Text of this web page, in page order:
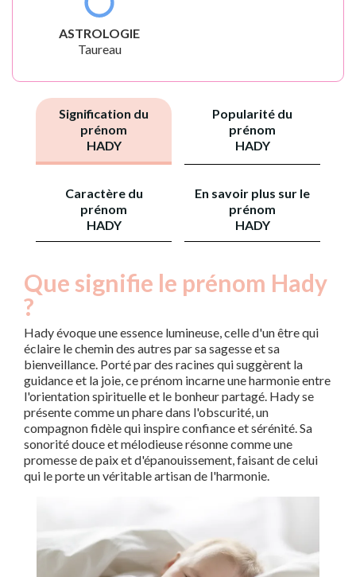
ASTROLOGIE
Taureau
Signification du
prénom
HADY
Popularité du
prénom
HADY
Caractère du
prénom
HADY
En savoir plus sur le
prénom
HADY
Que signifie le prénom Hady
?
Hady évoque une essence lumineuse, celle d'un être qui
éclaire le chemin des autres par sa sagesse et sa
bienveillance. Porté par des racines qui suggèrent la
guidance et la joie, ce prénom incarne une harmonie entre
l'orientation spirituelle et le bonheur partagé. Hady se
présente comme un phare dans l'obscurité, un
compagnon fidèle qui inspire confiance et sérénité. Sa
sonorité douce et mélodieuse résonne comme une
promesse de paix et d'épanouissement, faisant de celui
qui le porte un véritable artisan de l'harmonie.